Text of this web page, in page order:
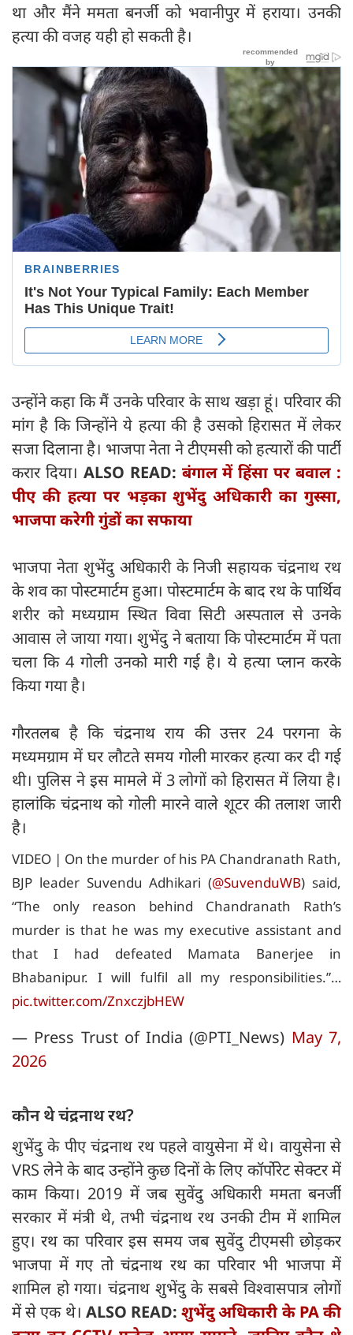
था और मैंने ममता बनर्जी को भवानीपुर में हराया। उनकी
हत्या की वजह यही हो सकती है।
उन्होंने कहा कि मैं उनके परिवार के साथ खड़ा हूं। परिवार की
मांग है कि जिन्होंने ये हत्या की है उसको हिरासत में लेकर
सजा दिलाना है। भाजपा नेता ने टीएमसी को हत्यारों की पार्टी
करार दिया। ALSO READ: बंगाल में हिंसा पर बवाल :
पीए की हत्या पर भड़का शुभेंदु अधिकारी का गुस्सा,
भाजपा करेगी गुंडों का सफाया
भाजपा नेता शुभेंदु अधिकारी के निजी सहायक चंद्रनाथ रथ
के शव का पोस्टमार्टम हुआ। पोस्टमार्टम के बाद रथ के पार्थिव
शरीर को मध्यग्राम स्थित विवा सिटी अस्पताल से उनके
आवास ले जाया गया। शुभेंदु ने बताया कि पोस्टमार्टम में पता
चला कि 4 गोली उनको मारी गई है। ये हत्या प्लान करके
किया गया है।
गौरतलब है कि चंद्रनाथ राय की उत्तर 24 परगना के
मध्यमग्राम में घर लौटते समय गोली मारकर हत्या कर दी गई
थी। पुलिस ने इस मामले में 3 लोगों को हिरासत में लिया है।
हालांकि चंद्रनाथ को गोली मारने वाले शूटर की तलाश जारी
है।
VIDEO | On the murder of his PA Chandranath Rath,
BJP leader Suvendu Adhikari (@SuvenduWB) said,
“The only reason behind Chandranath Rath’s
murder is that he was my executive assistant and
that I had defeated Mamata Banerjee in
Bhabanipur. I will fulfil all my responsibilities.”…
pic.twitter.com/ZnxczjbHEW
— Press Trust of India (@PTI_News) May 7,
2026
कौन थे चंद्रनाथ रथ?
शुभेंदु के पीए चंद्रनाथ रथ पहले वायुसेना में थे। वायुसेना से
VRS लेने के बाद उन्होंने कुछ दिनों के लिए कॉर्पोरेट सेक्टर में
काम किया। 2019 में जब सुवेंदु अधिकारी ममता बनर्जी
सरकार में मंत्री थे, तभी चंद्रनाथ रथ उनकी टीम में शामिल
हुए। रथ का परिवार इस समय जब सुवेंदु टीएमसी छोड़कर
भाजपा में गए तो चंद्रनाथ रथ का परिवार भी भाजपा में
शामिल हो गया। चंद्रनाथ शुभेंदु के सबसे विश्‍वासपात्र लोगों
में से एक थे। ALSO READ:शुभेंदु अधिकारी के PA की